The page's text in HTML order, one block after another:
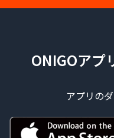
ONIGOアプ
アプリの